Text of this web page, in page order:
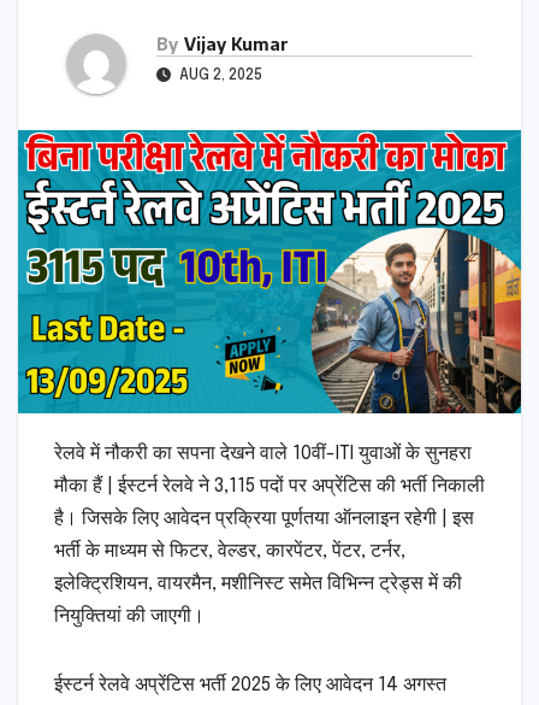
By Vijay Kumar
AUG 2, 2025
रेलवे में नौकरी का सपना देखने वाले 10वीं-ITI युवाओं के सुनहरा
मौका हैं | ईस्टर्न रेलवे ने 3,115 पदों पर अप्रेंटिस की भर्ती निकाली
है। जिसके लिए आवेदन प्रक्रिया पूर्णतया ऑनलाइन रहेगी | इस
भर्ती के माध्यम से फिटर, वेल्डर, कारपेंटर, पेंटर, टर्नर,
इलेक्ट्रिशियन, वायरमैन, मशीनिस्ट समेत विभिन्न ट्रेड्स में की
नियुक्तियां की जाएगी।
ईस्टर्न रेलवे अप्रेंटिस भर्ती 2025 के लिए आवेदन 14 अगस्त